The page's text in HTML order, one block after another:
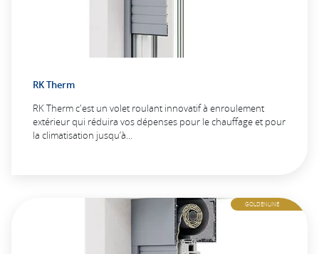
RK Therm
RK Therm c'est un volet roulant innovatif à enroulement
extérieur qui réduira vos dépenses pour le chauffage et pour
la climatisation jusqu’à…
GOLDENLINE